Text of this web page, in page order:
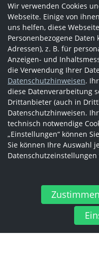
Wir verwenden Cookies
Webseite. Einige von
uns helfen, diese
Personenbezogene
Adressen), z. B. für
Anzeigen- und
die Verwendung Ihrer
Datenschutzhinweisen.
diese Datenverarbeitung
Drittanbieter (auch in
Datenschutzhinweisen.
technisch notwendige
„Einstellungen“ können
Sie können Ihre Auswahl
Zustimmen